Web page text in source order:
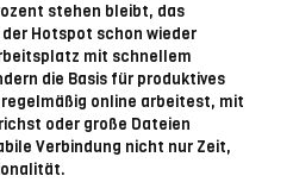
stehen bleibt, das
Hotspot schon wieder
mit schnellem
die Basis für produktives
online arbeitest, mit
oder große Dateien
Verbindung nicht nur Zeit,